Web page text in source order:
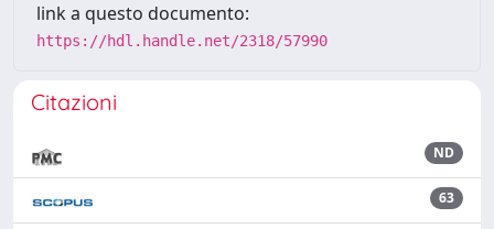
link a questo documento:
https://hdl.handle.net/2318/57990
Citazioni
ND
63